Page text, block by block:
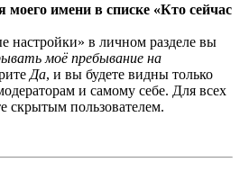
моего имени в списке «Кто сейчас
настройки» в личном разделе вы
моё пребывание на
Да, и вы будете видны только
и самому себе. Для всех
скрытым пользователем.